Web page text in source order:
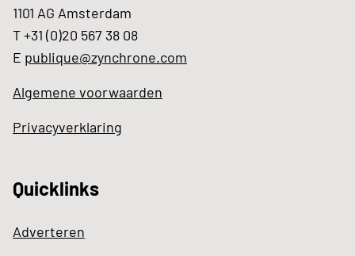
1101 AG Amsterdam
T +31 (0)20 567 38 08
E publique@zynchrone.com
Algemene voorwaarden
Privacyverklaring
Quicklinks
Adverteren